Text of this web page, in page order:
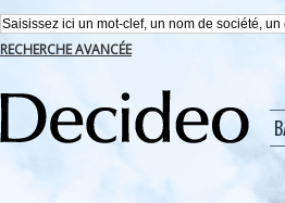
RECHERCHE AVANCÉE